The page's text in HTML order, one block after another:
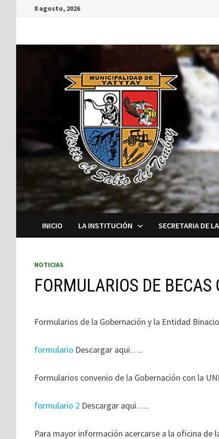
8 agosto, 2026
INICIO LA INSTITUCIÓN SECRETARIA DE
NOTICIAS
FORMULARIOS DE
Formularios de la Gobernación y la Entidad
formulario Descargar aqui…..
Formularios convenio de la Gobernación con la
formulario 2 Descargar aqui…..
Para mayor información acercarse a la oficina de